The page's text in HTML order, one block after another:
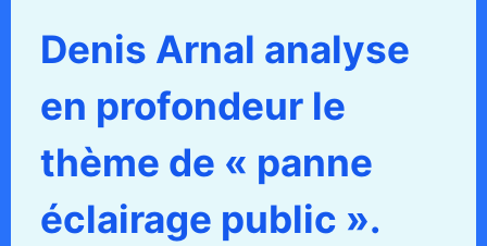
Denis Arnal analyse
en profondeur le
thème de « panne
éclairage public ».